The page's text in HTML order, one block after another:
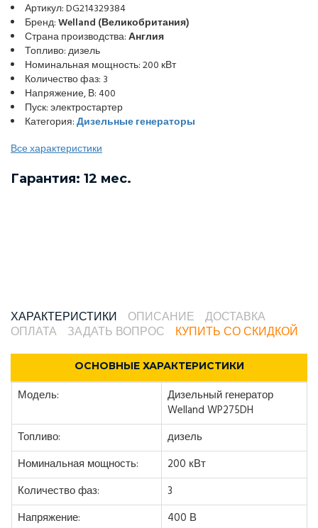
Артикул: DG214329384
Бренд:Welland (Великобритания)
Страна производства:Англия
Топливо: дизель
Номинальная мощность: 200 кВт
Количество фаз: 3
Напряжение, В: 400
Пуск: электростартер
Категория:Дизельные генераторы
Все характеристики
Гарантия: 12 мес.
ХАРАКТЕРИСТИКИ ОПИСАНИЕ
ДОСТАВКА
ОПЛАТА
ЗАДАТЬ ВОПРОС КУПИТЬ СО СКИДКОЙ
ОСНОВНЫЕ ХАРАКТЕРИСТИКИ
Модель:
Дизельный генератор
Welland WP275DH
Топливо:
дизель
Номинальная мощность:
200 кВт
Количество фаз:
3
Напряжение:
400 В